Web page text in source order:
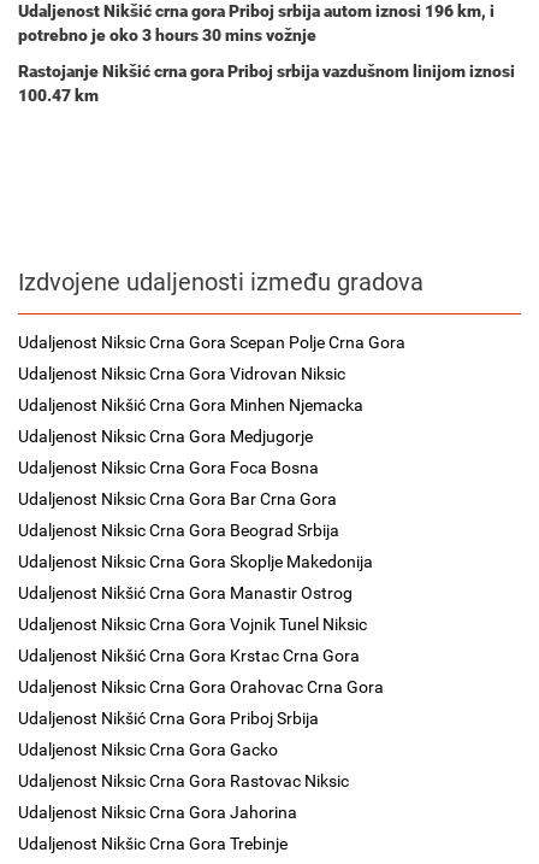
Udaljenost Nikšić crna gora Priboj srbija autom iznosi 196 km, i
potrebno je oko3 hours 30 minsvožnje
Rastojanje Nikšić crna gora Priboj srbija vazdušnom linijom iznosi
100.47 km
Izdvojene udaljenosti između gradova
Udaljenost Niksic Crna Gora Scepan Polje Crna Gora
Udaljenost Niksic Crna Gora Vidrovan Niksic
Udaljenost Nikšić Crna Gora Minhen Njemacka
Udaljenost Niksic Crna Gora Medjugorje
Udaljenost Niksic Crna Gora Foca Bosna
Udaljenost Niksic Crna Gora Bar Crna Gora
Udaljenost Niksic Crna Gora Beograd Srbija
Udaljenost Niksic Crna Gora Skoplje Makedonija
Udaljenost Nikšić Crna Gora Manastir Ostrog
Udaljenost Niksic Crna Gora Vojnik Tunel Niksic
Udaljenost Nikšić Crna Gora Krstac Crna Gora
Udaljenost Niksic Crna Gora Orahovac Crna Gora
Udaljenost Nikšić Crna Gora Priboj Srbija
Udaljenost Niksic Crna Gora Gacko
Udaljenost Niksic Crna Gora Rastovac Niksic
Udaljenost Niksic Crna Gora Jahorina
Udaljenost Nikšic Crna Gora Trebinje